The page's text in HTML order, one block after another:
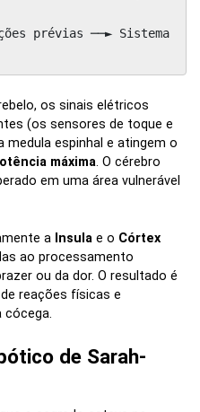
os sinais elétricos
(os sensores de toque e
medula espinhal e atingem o
máxima. O cérebro
em uma área vulnerável
a Insula e o Córtex
ao processamento
ou da dor. O resultado é
reações físicas e
cócega.
de Sarah-